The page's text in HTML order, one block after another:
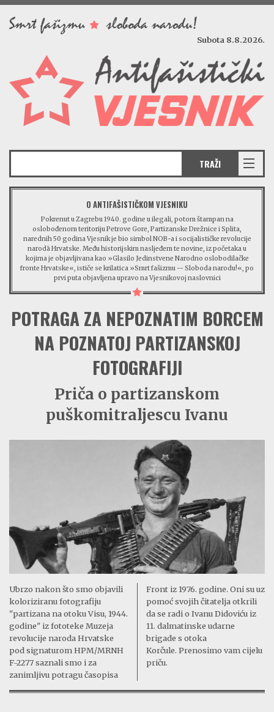
Subota 8.8.2026.
VIJESTI
REDAKCIJSKI KOMENTAR
VJESNIKOV KALENDAR
CRVENI ZABAVNIK
PRENOSIMO
SPOMENICI
BORBENA BIBLIOTEKA
O ANTIFAŠISTIČKOM VJESNIKU
Pokrenut u Zagrebu 1940. godine u ilegali, potom štampan na
oslobođenom teritoriju Petrove Gore, Partizanske Drežnice i Splita,
narednih 50 godina Vjesnik je bio simbol NOB-a i socijalističke revolucije
narodā Hrvatske. Među historijskim nasljeđem te novine, iz početaka u
kojima je objavljivana kao »Glasilo Jedinstvene Narodno oslobodilačke
fronte Hrvatske«, ističe se krilatica »Smrt fašizmu -- Sloboda narodu!«, po
prvi puta objavljena upravo na Vjesnikovoj naslovnici
POTRAGA ZA NEPOZNATIM BORCEM
NA POZNATOJ PARTIZANSKOJ
FOTOGRAFIJI
Priča o partizanskom
puškomitraljescu Ivanu
Ubrzo nakon što smo objavili
koloriziranu fotografiju
"partizana na otoku Visu, 1944.
godine" iz fototeke Muzeja
revolucije naroda Hrvatske
pod signaturom HPM/MRNH
F-2277 saznali smo i za
zanimljivu potragu časopisa
Front iz 1976. godine. Oni su uz
pomoć svojih čitatelja otkrili
da se radi o Ivanu Didoviću iz
11. dalmatinske udarne
brigade s otoka
Korčule. Prenosimo vam cijelu
priču.